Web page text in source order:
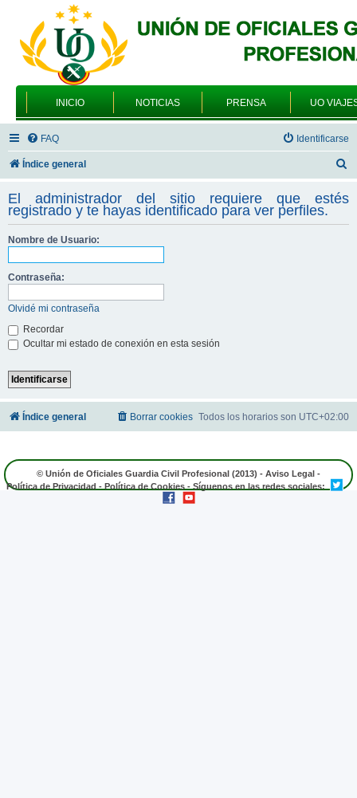
INICIO NOTICIAS PRENSA UO
FAQ Identificarse
Índice general
s
c
El administrador del sitio requiere que estés
registrado y te hayas identificado para ver perfiles.
Nombre de Usuario:
Contraseña:
Olvidé mi contraseña
Recordar
Ocultar mi estado de conexión en esta sesión
Índice general Todos los horarios son UTC+02:00
Borrar cookies
© Unión de Oficiales Guardia Civil Profesional (2013) - Aviso Legal -
Política de Privacidad - Política de Cookies - Síguenos en las redes sociales: